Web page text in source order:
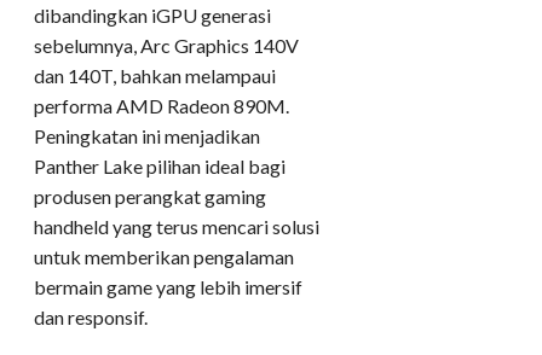
dibandingkan iGPU generasi
sebelumnya, Arc Graphics 140V
dan 140T, bahkan melampaui
performa AMD Radeon 890M.
Peningkatan ini menjadikan
Panther Lake pilihan ideal bagi
produsen perangkat gaming
handheld yang terus mencari solusi
untuk memberikan pengalaman
bermain game yang lebih imersif
dan responsif.